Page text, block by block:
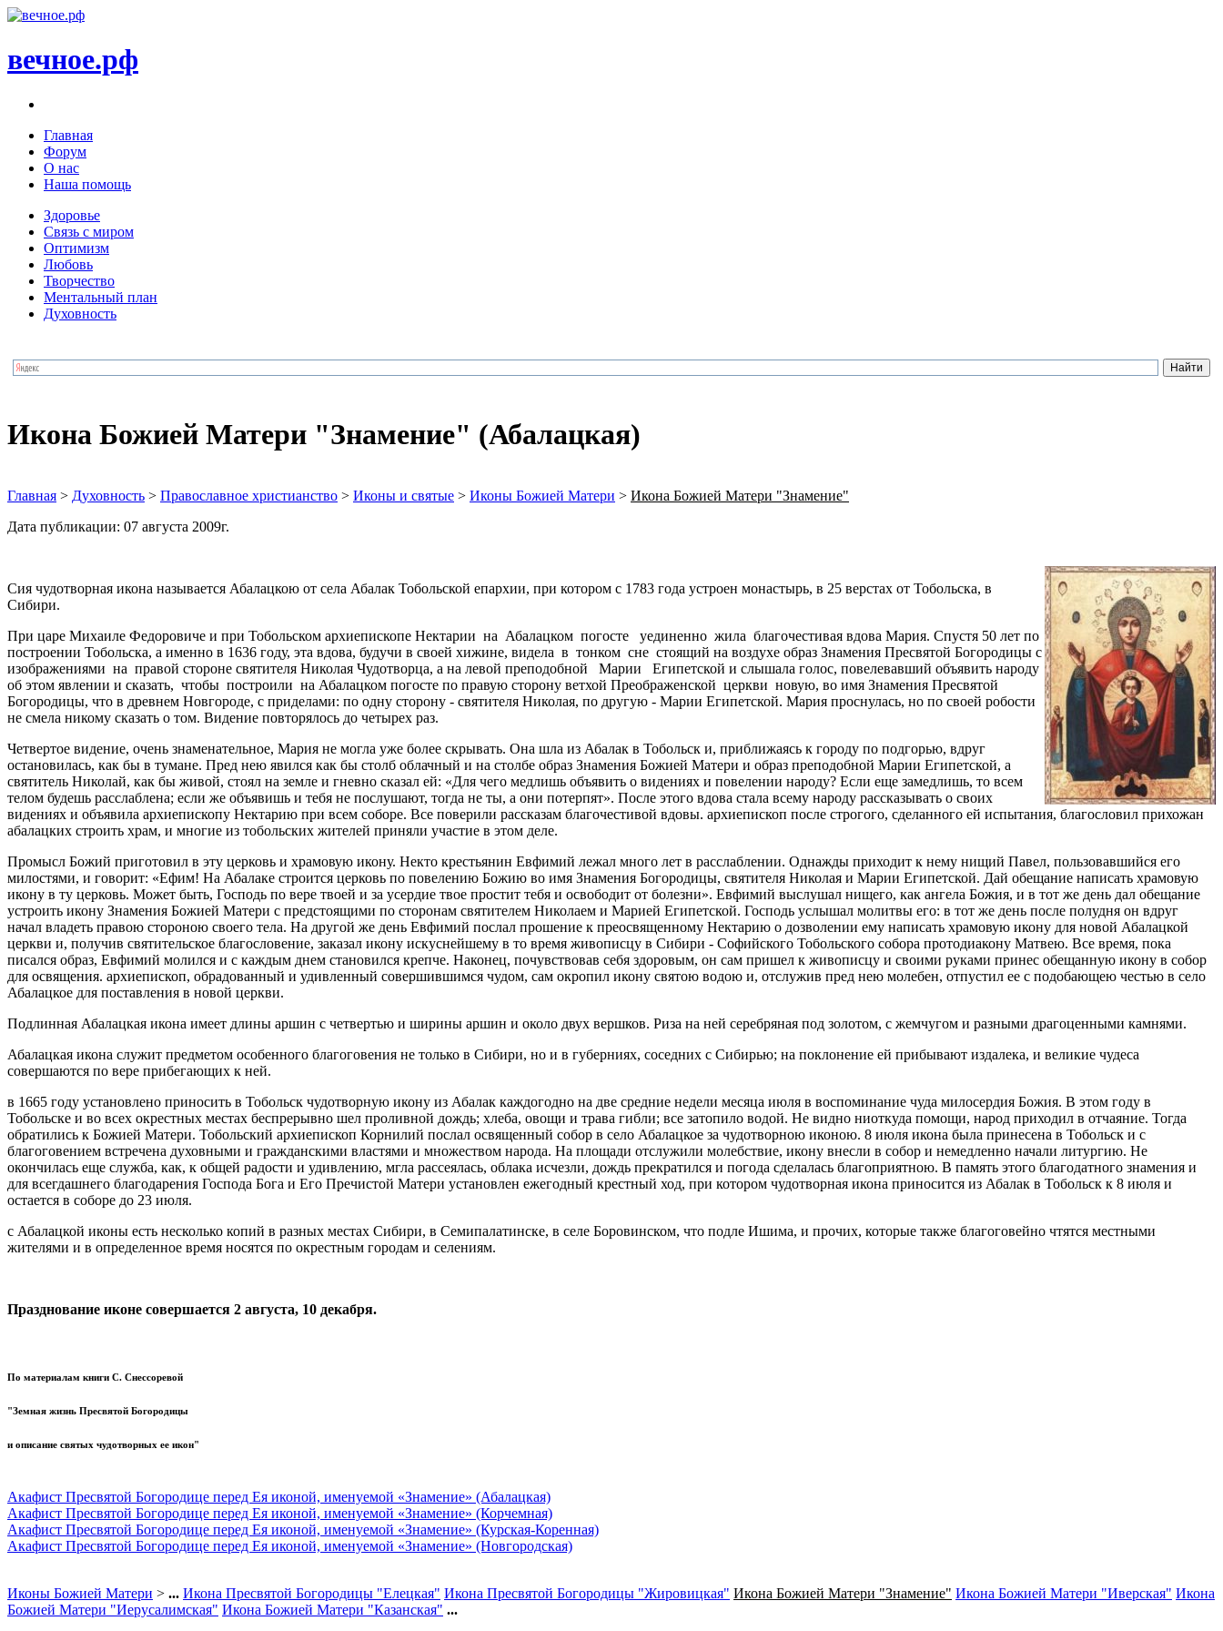
вечное.рф
Главная
Форум
О нас
Наша помощь
Здоровье
Связь с миром
Оптимизм
Любовь
Творчество
Ментальный план
Духовность
Икона Божией Матери "Знамение" (Абалацкая)
Главная > Духовность > Православное христианство > Иконы и святые > Иконы Божией Матери > Икона Божией Матери "Знамение"
Дата публикации: 07 августа 2009г.
Сия чудотворная икона называется Абалацкою от села Абалак Тобольской епархии, при котором с 1783 года устроен монастырь, в 25 верстах от Тобольска, в
Сибири.
При царе Михаиле Федоровиче и при Тобольском архиепископе Нектарии на Абалацком погосте уединенно жила благочестивая вдова Мария. Спустя 50 лет по
построении Тобольска, а именно в 1636 году, эта вдова, будучи в своей хижине, видела в тонком сне стоящий на воздухе образ Знамения Пресвятой Богородицы с
изображениями на правой стороне святителя Николая Чудотворца, а на левой преподобной Марии Египетской и слышала голос, повелевавший объявить народу
об этом явлении и сказать, чтобы построили на Абалацком погосте по правую сторону ветхой Преображенской церкви новую, во имя Знамения Пресвятой
Богородицы, что в древнем Новгороде, с приделами: по одну сторону - святителя Николая, по другую - Марии Египетской. Мария проснулась, но по своей робости
не смела никому сказать о том. Видение повторялось до четырех раз.
Четвертое видение, очень знаменательное, Мария не могла уже более скрывать. Она шла из Абалак в Тобольск и, приближаясь к городу по подгорью, вдруг
остановилась, как бы в тумане. Пред нею явился как бы столб облачный и на столбе образ Знамения Божией Матери и образ преподобной Марии Египетской, а
святитель Николай, как бы живой, стоял на земле и гневно сказал ей: «Для чего медлишь объявить о видениях и повелении народу? Если еще замедлишь, то всем
телом будешь расслаблена; если же объявишь и тебя не послушают, тогда не ты, а они потерпят». После этого вдова стала всему народу рассказывать о своих
видениях и объявила архиепископу Нектарию при всем соборе. Все поверили рассказам благочестивой вдовы. архиепископ после строгого, сделанного ей испытания, благословил прихожан
абалацких строить храм, и многие из тобольских жителей приняли участие в этом деле.
Промысл Божий приготовил в эту церковь и храмовую икону. Некто крестьянин Евфимий лежал много лет в расслаблении. Однажды приходит к нему нищий Павел, пользовавшийся его
милостями, и говорит: «Ефим! На Абалаке строится церковь по повелению Божию во имя Знамения Богородицы, святителя Николая и Марии Египетской. Дай обещание написать храмовую
икону в ту церковь. Может быть, Господь по вере твоей и за усердие твое простит тебя и освободит от болезни». Евфимий выслушал нищего, как ангела Божия, и в тот же день дал обещание
устроить икону Знамения Божией Матери с предстоящими по сторонам святителем Николаем и Марией Египетской. Господь услышал молитвы его: в тот же день после полудня он вдруг
начал владеть правою стороною своего тела. На другой же день Евфимий послал прошение к преосвященному Нектарию о дозволении ему написать храмовую икону для новой Абалацкой
церкви и, получив святительское благословение, заказал икону искуснейшему в то время живописцу в Сибири - Софийского Тобольского собора протодиакону Матвею. Все время, пока
писался образ, Евфимий молился и с каждым днем становился крепче. Наконец, почувствовав себя здоровым, он сам пришел к живописцу и своими руками принес обещанную икону в собор
для освящения. архиепископ, обрадованный и удивленный совершившимся чудом, сам окропил икону святою водою и, отслужив пред нею молебен, отпустил ее с подобающею честью в село
Абалацкое для поставления в новой церкви.
Подлинная Абалацкая икона имеет длины аршин с четвертью и ширины аршин и около двух вершков. Риза на ней серебряная под золотом, с жемчугом и разными драгоценными камнями.
Абалацкая икона служит предметом особенного благоговения не только в Сибири, но и в губерниях, соседних с Сибирью; на поклонение ей прибывают издалека, и великие чудеса
совершаются по вере прибегающих к ней.
в 1665 году установлено приносить в Тобольск чудотворную икону из Абалак каждогодно на две средние недели месяца июля в воспоминание чуда милосердия Божия. В этом году в
Тобольске и во всех окрестных местах беспрерывно шел проливной дождь; хлеба, овощи и трава гибли; все затопило водой. Не видно ниоткуда помощи, народ приходил в отчаяние. Тогда
обратились к Божией Матери. Тобольский архиепископ Корнилий послал освященный собор в село Абалацкое за чудотворною иконою. 8 июля икона была принесена в Тобольск и с
благоговением встречена духовными и гражданскими властями и множеством народа. На площади отслужили молебствие, икону внесли в собор и немедленно начали литургию. Не
окончилась еще служба, как, к общей радости и удивлению, мгла рассеялась, облака исчезли, дождь прекратился и погода сделалась благоприятною. В память этого благодатного знамения и
для всегдашнего благодарения Господа Бога и Его Пречистой Матери установлен ежегодный крестный ход, при котором чудотворная икона приносится из Абалак в Тобольск к 8 июля и
остается в соборе до 23 июля.
с Абалацкой иконы есть несколько копий в разных местах Сибири, в Семипалатинске, в селе Боровинском, что подле Ишима, и прочих, которые также благоговейно чтятся местными
жителями и в определенное время носятся по окрестным городам и селениям.
Празднование иконе совершается 2 августа, 10 декабря.
По материалам книги С. Снессоревой
"Земная жизнь Пресвятой Богородицы
и описание святых чудотворных ее икон"
Акафист Пресвятой Богородице перед Ея иконой, именуемой «Знамение» (Абалацкая)
Акафист Пресвятой Богородице перед Ея иконой, именуемой «Знамение» (Корчемная)
Акафист Пресвятой Богородице перед Ея иконой, именуемой «Знамение» (Курская-Коренная)
Акафист Пресвятой Богородице перед Ея иконой, именуемой «Знамение» (Новгородская)
Иконы Божией Матери > ... Икона Пресвятой Богородицы "Елецкая" Икона Пресвятой Богородицы "Жировицкая" Икона Божией Матери "Знамение" Икона Божией Матери "Иверская" Икона
Божией Матери "Иерусалимская" Икона Божией Матери "Казанская" ...